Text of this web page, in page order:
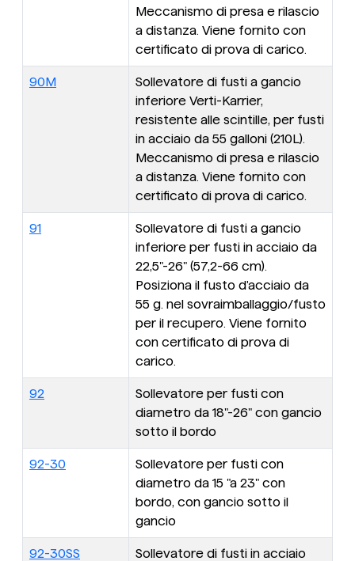
Meccanismo di presa e rilascio
a distanza. Viene fornito con
certificato di prova di carico.
90M
Sollevatore di fusti a gancio
inferiore Verti-Karrier,
resistente alle scintille, per fusti
in acciaio da 55 galloni (210L).
Meccanismo di presa e rilascio
a distanza. Viene fornito con
certificato di prova di carico.
91
Sollevatore di fusti a gancio
inferiore per fusti in acciaio da
22,5"-26" (57,2-66 cm).
Posiziona il fusto d'acciaio da
55 g. nel sovraimballaggio/fusto
per il recupero. Viene fornito
con certificato di prova di
carico.
92
Sollevatore per fusti con
diametro da 18"-26" con gancio
sotto il bordo
92-30
Sollevatore per fusti con
diametro da 15 "a 23" con
bordo, con gancio sotto il
gancio
92-30SS
Sollevatore di fusti in acciaio